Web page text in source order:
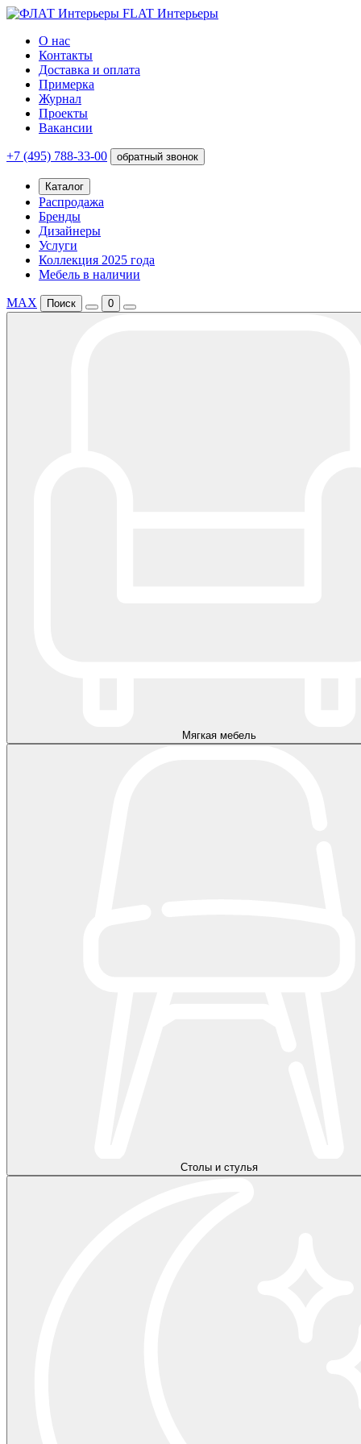
FLAT Интерьеры
О нас
Контакты
Доставка и оплата
Примерка
Журнал
Проекты
Вакансии
+7 (495) 788-33-00 обратный звонок
Каталог
Распродажа
Бренды
Дизайнеры
Услуги
Коллекция 2025 года
Мебель в наличии
MAX Поиск 0
Мягкая мебель
Столы и стулья